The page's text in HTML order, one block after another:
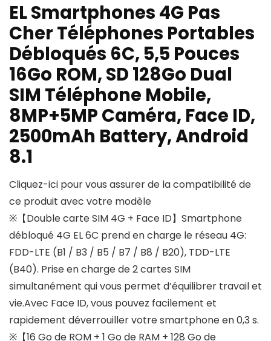
EL Smartphones 4G Pas
Cher Téléphones Portables
Débloqués 6C, 5,5 Pouces
16Go ROM, SD 128Go Dual
SIM Téléphone Mobile,
8MP+5MP Caméra, Face ID,
2500mAh Battery, Android
8.1
Cliquez-ici pour vous assurer de la compatibilité de
ce produit avec votre modèle
※【Double carte SIM 4G + Face ID】Smartphone
débloqué 4G EL 6C prend en charge le réseau 4G:
FDD-LTE (B1 / B3 / B5 / B7 / B8 / B20), TDD-LTE
(B40). Prise en charge de 2 cartes SIM
simultanément qui vous permet d’équilibrer travail et
vie.Avec Face ID, vous pouvez facilement et
rapidement déverrouiller votre smartphone en 0,3 s.
※【16 Go de ROM + 1 Go de RAM + 128 Go de